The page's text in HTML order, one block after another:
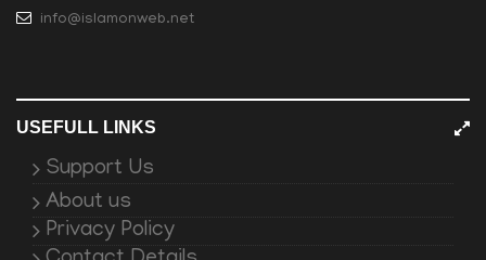
info@islamonweb.net
USEFULL LINKS
Support Us
About us
Privacy Policy